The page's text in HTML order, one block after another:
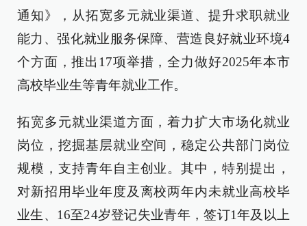
通知》，从拓宽多元就业渠道、提升求职就业
能力、强化就业服务保障、营造良好就业环境4
个方面，推出17项举措，全力做好2025年本市
高校毕业生等青年就业工作。
拓宽多元就业渠道方面，着力扩大市场化就业
岗位，挖掘基层就业空间，稳定公共部门岗位
规模，支持青年自主创业。其中，特别提出，
对新招用毕业年度及离校两年内未就业高校毕
业生、16至24岁登记失业青年，签订1年及以上